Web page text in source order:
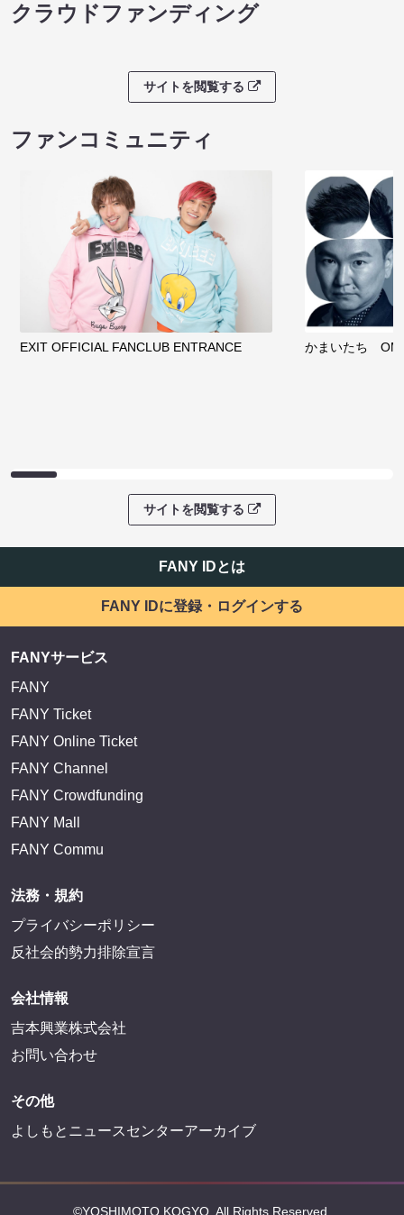
クラウドファンディング
サイトを閲覧する
ファンコミュニティ
EXIT OFFICIAL FANCLUB ENTRANCE かまいたち
サイトを閲覧する
FANY IDとは
FANY IDに登録・ログインする
FANYサービス
FANY
FANY Ticket
FANY Online Ticket
FANY Channel
FANY Crowdfunding
FANY Mall
FANY Commu
法務・規約
プライバシーポリシー
反社会的勢力排除宣言
会社情報
吉本興業株式会社
お問い合わせ
その他
よしもとニュースセンターアーカイブ
©YOSHIMOTO KOGYO, All Rights Reserved.